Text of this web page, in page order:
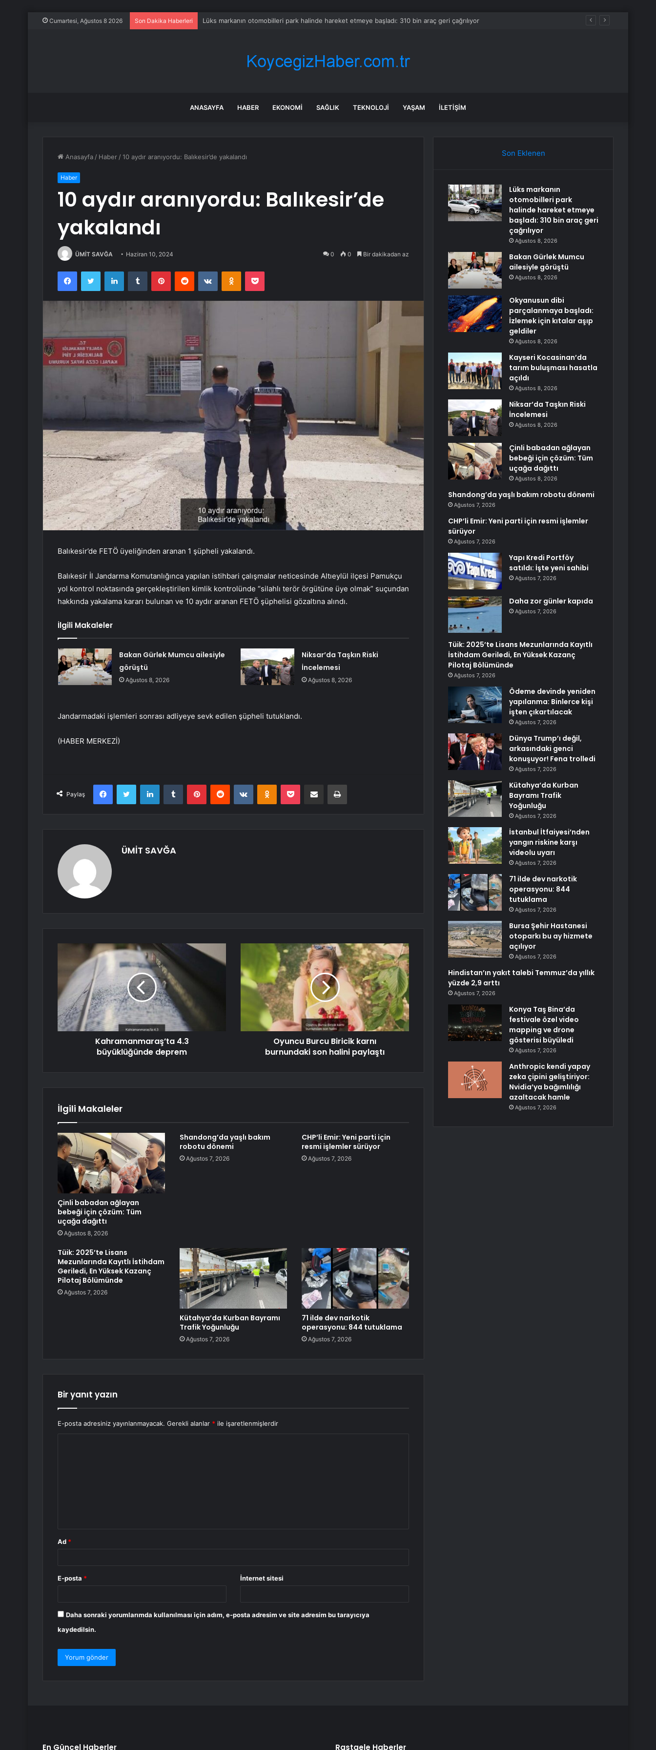
Cumartesi, Ağustos 8 2026 Son Dakika Haberleri Bakan Gürlek Mumcu ailesiyle görüştü
ANASAYFA HABER EKONOMI SAĞLIK TEKNOLOJI YAŞAM İLETIŞIM
Anasayfa / Haber /10 aydır aranıyordu: Balıkesir’de yakalandı
Haber
10 aydır aranıyordu: Balıkesir’de
yakalandı
ÜMİT SAVĞA Haziran 10, 2024 0 0 Bir dakikadan az
FacebookTwitter LinkedInTumblr PinterestReddit VKontakteOdnoklassniki
Pocket
Balıkesir’de FETÖ üyeliğinden aranan 1 şüpheli yakalandı.
Balıkesir İl Jandarma Komutanlığınca yapılan istihbari çalışmalar neticesinde Altıeylül ilçesi Pamukçu
yol kontrol noktasında gerçekleştirilen kimlik kontrolünde “silahlı terör örgütüne üye olmak” suçundan
hakkında yakalama kararı bulunan ve 10 aydır aranan FETÖ şüphelisi gözaltına alındı.
İlgili Makaleler
Bakan Gürlek Mumcu ailesiyle
görüştü
Ağustos 8, 2026
Niksar’da Taşkın Riski
İncelemesi
Ağustos 8, 2026
Jandarmadaki işlemleri sonrası adliyeye sevk edilen şüpheli tutuklandı.
(HABER MERKEZİ)
Paylaş
FacebookTwitter LinkedInTumblr PinterestReddit VKontakteOdnoklassniki
Pocket E-Posta ile paylaş Yazdır
ÜMİT SAVĞA
Kahramanmaraş’ta 4.3
büyüklüğünde deprem
Oyuncu Burcu Biricik karnı
burnundaki son halini paylaştı
İlgili Makaleler
Çinli babadan ağlayan
bebeği için çözüm: Tüm
uçağa dağıttı
Ağustos 8, 2026
Shandong’da yaşlı bakım
robotu dönemi
Ağustos 7, 2026
CHP’li Emir: Yeni parti için
resmi işlemler sürüyor
Ağustos 7, 2026
Tüik: 2025’te Lisans
Mezunlarında Kayıtlı İstihdam
Geriledi, En Yüksek Kazanç
Pilotaj Bölümünde
Ağustos 7, 2026
Kütahya’da Kurban Bayramı
Trafik Yoğunluğu
Ağustos 7, 2026
71 ilde dev narkotik
operasyonu: 844 tutuklama
Ağustos 7, 2026
Bir yanıt yazın
E-posta adresiniz yayınlanmayacak. Gerekli alanlar * ile işaretlenmişlerdir
Ad *
E-posta * İnternet sitesi
Daha sonraki yorumlarımda kullanılması için adım, e-posta adresim ve site adresim bu tarayıcıya
kaydedilsin.
Son Eklenen
Lüks markanın
otomobilleri park
halinde hareket etmeye
başladı: 310 bin araç geri
çağrılıyor
Ağustos 8, 2026
Bakan Gürlek Mumcu
ailesiyle görüştü
Ağustos 8, 2026
Okyanusun dibi
parçalanmaya başladı:
İzlemek için kıtalar aşıp
geldiler
Ağustos 8, 2026
Kayseri Kocasinan’da
tarım buluşması hasatla
açıldı
Ağustos 8, 2026
Niksar’da Taşkın Riski
İncelemesi
Ağustos 8, 2026
Çinli babadan ağlayan
bebeği için çözüm: Tüm
uçağa dağıttı
Ağustos 8, 2026
Shandong’da yaşlı bakım robotu dönemi
Ağustos 7, 2026
CHP’li Emir: Yeni parti için resmi işlemler
sürüyor
Ağustos 7, 2026
Yapı Kredi Portföy
satıldı: İşte yeni sahibi
Ağustos 7, 2026
Daha zor günler kapıda
Ağustos 7, 2026
Tüik: 2025’te Lisans Mezunlarında Kayıtlı
İstihdam Geriledi, En Yüksek Kazanç
Pilotaj Bölümünde
Ağustos 7, 2026
Ödeme devinde yeniden
yapılanma: Binlerce kişi
işten çıkartılacak
Ağustos 7, 2026
Dünya Trump’ı değil,
arkasındaki genci
konuşuyor! Fena trolledi
Ağustos 7, 2026
Kütahya’da Kurban
Bayramı Trafik
Yoğunluğu
Ağustos 7, 2026
İstanbul İtfaiyesi’nden
yangın riskine karşı
videolu uyarı
Ağustos 7, 2026
71 ilde dev narkotik
operasyonu: 844
tutuklama
Ağustos 7, 2026
Bursa Şehir Hastanesi
otoparkı bu ay hizmete
açılıyor
Ağustos 7, 2026
Hindistan’ın yakıt talebi Temmuz’da yıllık
yüzde 2,9 arttı
Ağustos 7, 2026
Konya Taş Bina’da
festivale özel video
mapping ve drone
gösterisi büyüledi
Ağustos 7, 2026
Anthropic kendi yapay
zeka çipini geliştiriyor:
Nvidia’ya bağımlılığı
azaltacak hamle
Ağustos 7, 2026
En Güncel Haberler Rastgele Haberler